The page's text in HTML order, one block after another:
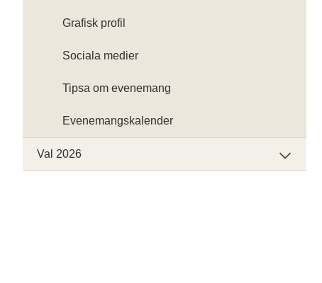
Grafisk profil
Sociala medier
Tipsa om evenemang
Evenemangskalender
Val 2026